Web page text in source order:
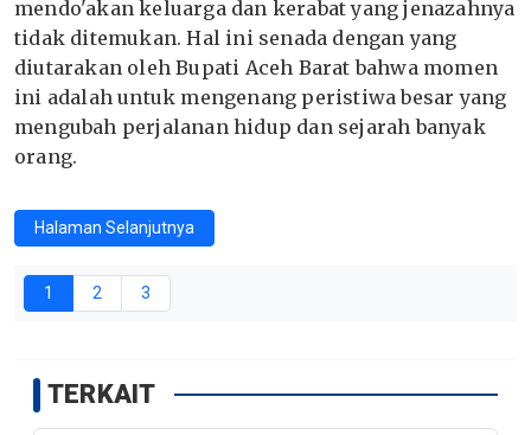
mendo'akan keluarga dan kerabat yang jenazahnya
tidak ditemukan. Hal ini senada dengan yang
diutarakan oleh Bupati Aceh Barat bahwa momen
ini adalah untuk mengenang peristiwa besar yang
mengubah perjalanan hidup dan sejarah banyak
orang.
Halaman Selanjutnya
1 2 3
TERKAIT